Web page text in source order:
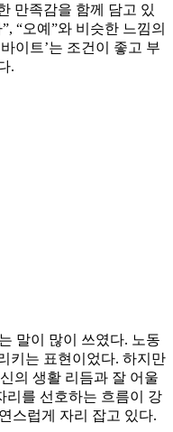
만족감을 함께 담고 있
“오예”와 비슷한 느낌의
이트’는 조건이 좋고 부
.
말이 많이 쓰였다. 노동
키는 표현이었다. 하지만
의 생활 리듬과 잘 어울
리를 선호하는 흐름이 강
스럽게 자리 잡고 있다.